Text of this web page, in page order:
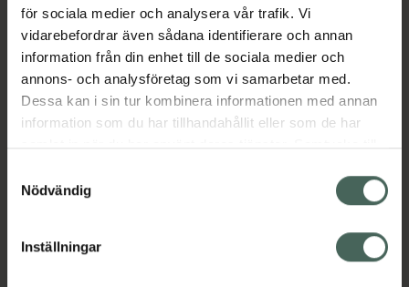
för sociala medier och analysera vår trafik. Vi
vidarebefordrar även sådana identifierare och annan
information från din enhet till de sociala medier och
annons- och analysföretag som vi samarbetar med.
Dessa kan i sin tur kombinera informationen med annan
information som du har tillhandahållit eller som de har
samlat in när du har använt deras tjänster. Samtycke till
återkalla ditt samtycke via webbplatsens
cookieinställningar. Ett återkallat samtycke påverkar inte
lagligheten av behandling som skett innan återkallelsen.
Nödvändig
Inställningar
Läs alltid bipacksedeln innan
användning.
EAN:07046260518681
Bipacksedel från FASS Visa